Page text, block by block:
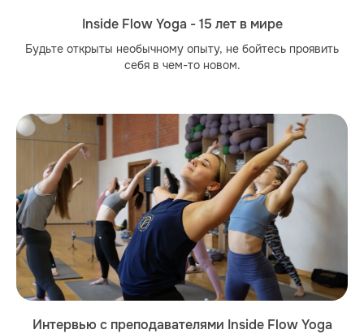
Inside Flow Yoga - 15 лет в мире
Будьте открыты необычному опыту, не бойтесь проявить
себя в чем-то новом.
Интервью с преподавателями Inside Flow Yoga